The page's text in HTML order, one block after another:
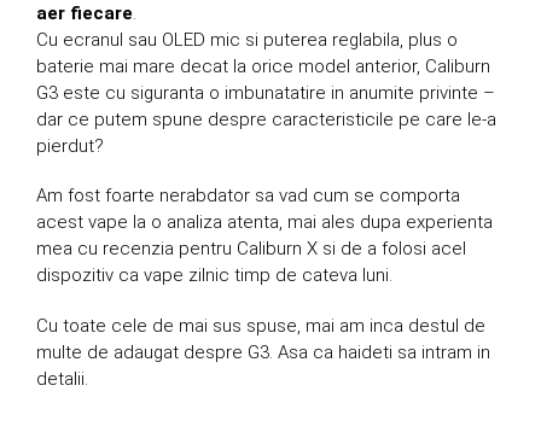
aer fiecare.
Cu ecranul sau OLED mic si puterea reglabila, plus o
baterie mai mare decat la orice model anterior, Caliburn
G3 este cu siguranta o imbunatatire in anumite privinte –
dar ce putem spune despre caracteristicile pe care le-a
pierdut?
Am fost foarte nerabdator sa vad cum se comporta
acest vape la o analiza atenta, mai ales dupa experienta
mea cu recenzia pentru Caliburn X si de a folosi acel
dispozitiv ca vape zilnic timp de cateva luni.
Cu toate cele de mai sus spuse, mai am inca destul de
multe de adaugat despre G3. Asa ca haideti sa intram in
detalii.